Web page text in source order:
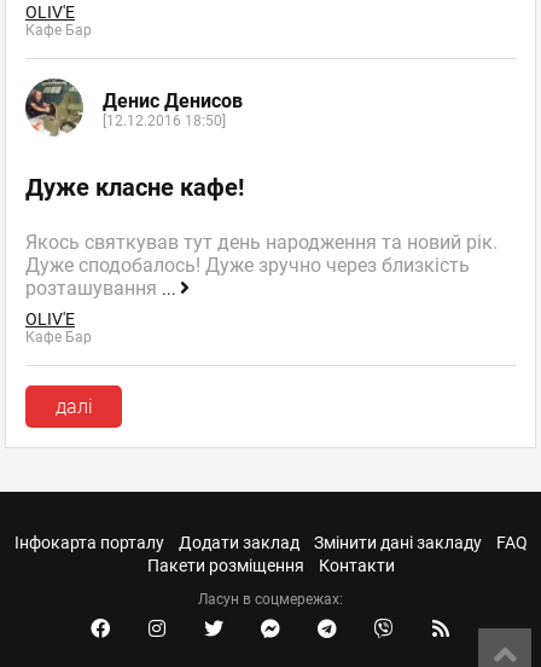
OLIV'E
Кафе Бар
Денис Денисов
[12.12.2016 18:50]
Дуже класне кафе!
Якось святкував тут день народження та новий рік.
Дуже сподобалось! Дуже зручно через близкість
розташування ...
OLIV'E
Кафе Бар
далі
Інфокарта порталу Додати заклад Змінити дані закладу
FAQ
Пакети розміщення
Контакти
Ласун в соцмережах: